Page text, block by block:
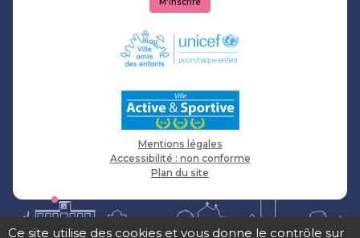
Mentions légales
Accessibilité : non conforme
Plan du site
Ce site utilise des cookies et vous donne le contrôle sur